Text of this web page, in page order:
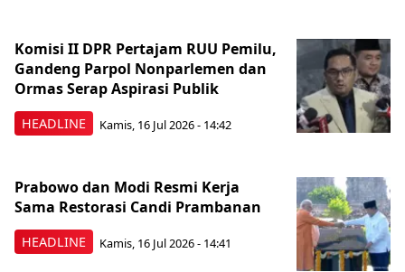
HEADLINE
Komisi II DPR Pertajam RUU Pemilu,
Gandeng Parpol Nonparlemen dan
Ormas Serap Aspirasi Publik
Kamis, 16 Jul 2026 - 14:42
HEADLINE
Prabowo dan Modi Resmi Kerja
Sama Restorasi Candi Prambanan
Kamis, 16 Jul 2026 - 14:41